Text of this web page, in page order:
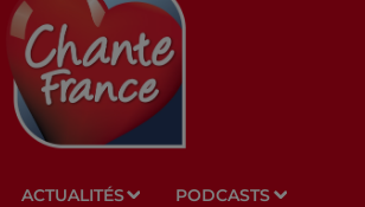
ACTUALITÉS PODCASTS